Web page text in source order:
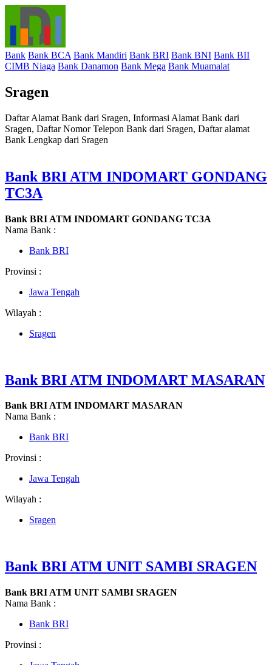
Bank Bank BCA Bank Mandiri Bank BRI Bank BNI Bank BII
CIMB Niaga Bank Danamon Bank Mega Bank Muamalat
Sragen
Daftar Alamat Bank dari Sragen, Informasi Alamat Bank dari
Sragen, Daftar Nomor Telepon Bank dari Sragen, Daftar alamat
Bank Lengkap dari Sragen
Bank BRI ATM INDOMART GONDANG
TC3A
Bank BRI ATM INDOMART GONDANG TC3A
Nama Bank :
Bank BRI
Provinsi :
Jawa Tengah
Wilayah :
Sragen
Bank BRI ATM INDOMART MASARAN
Bank BRI ATM INDOMART MASARAN
Nama Bank :
Bank BRI
Provinsi :
Jawa Tengah
Wilayah :
Sragen
Bank BRI ATM UNIT SAMBI SRAGEN
Bank BRI ATM UNIT SAMBI SRAGEN
Nama Bank :
Bank BRI
Provinsi :